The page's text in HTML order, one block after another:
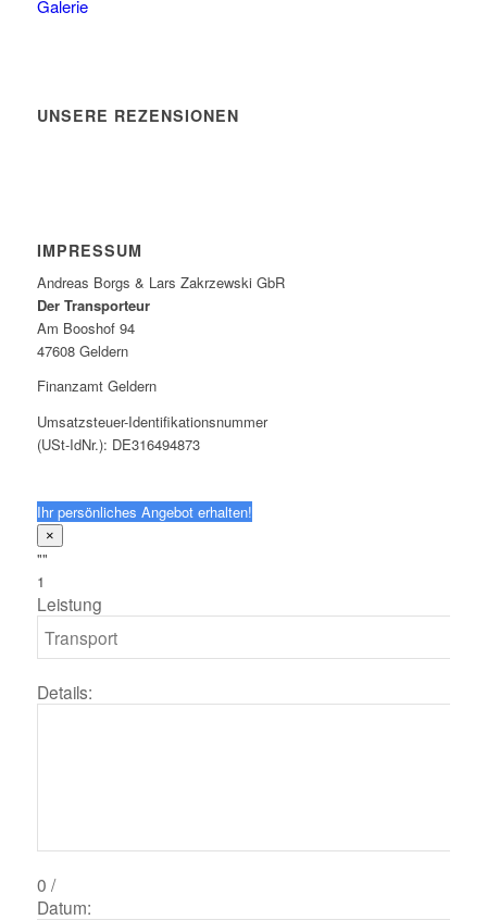
Galerie
UNSERE REZENSIONEN
IMPRESSUM
Andreas Borgs & Lars Zakrzewski GbR
Der Transporteur
Am Booshof 94
47608 Geldern
Finanzamt Geldern
Umsatzsteuer-Identifikationsnummer
(USt-IdNr.): DE316494873
Ihr persönliches Angebot erhalten!
×
""
1
Leistung
Details:
0 /
Datum: